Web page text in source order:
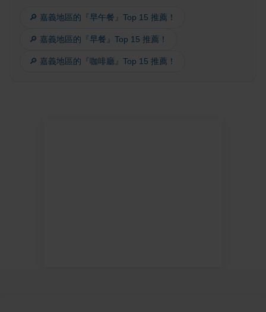
🔎 嘉義地區的『早午餐』Top 15 推薦！
🔎 嘉義地區的『早餐』Top 15 推薦！
🔎 嘉義地區的『咖啡廳』Top 15 推薦！